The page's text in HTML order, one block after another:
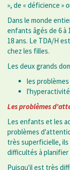
», de « déficience »
Dans le monde
enfants âgés de 6 à
18 ans. Le TDA/H
chez les filles.
Les deux grands
les
Les problèmes
Les enfants et les
problèmes
très superficielle,
difficultés à planifier
Puisqu'il est très